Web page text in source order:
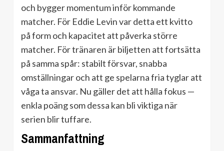
och bygger momentum inför kommande
matcher. För Eddie Levin var detta ett kvitto
på form och kapacitet att påverka större
matcher. För tränaren är biljetten att fortsätta
på samma spår: stabilt försvar, snabba
omställningar och att ge spelarna fria tyglar att
våga ta ansvar. Nu gäller det att hålla fokus —
enkla poäng som dessa kan bli viktiga när
serien blir tuffare.
Sammanfattning